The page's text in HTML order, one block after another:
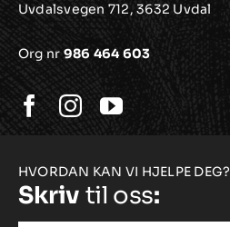
Uvdalsvegen 712, 3632 Uvdal
Org nr 986 464 603
HVORDAN KAN VI HJELPE DEG?
Skriv til oss: